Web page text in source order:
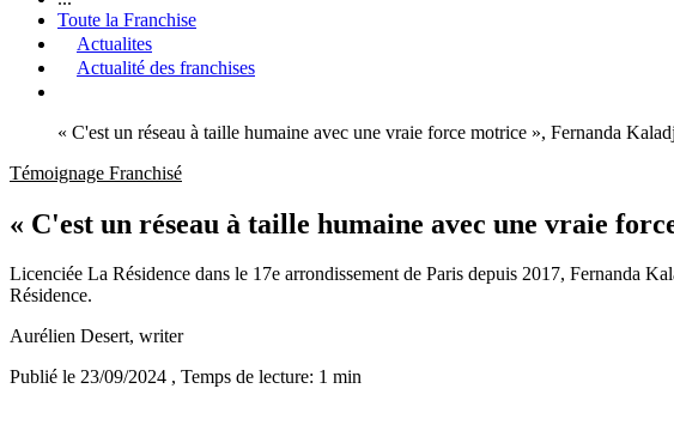
Toute la Franchise
Actualites
Actualité des franchises
« C'est un réseau à taille humaine avec une vraie force motrice », Fernanda
Témoignage Franchisé
« C'est un réseau à taille humaine avec une vraie
Licenciée La Résidence dans le 17e arrondissement de Paris depuis 2017, Fernanda
Résidence.
Aurélien Desert, writer
Publié le 23/09/2024 , Temps de lecture: 1 min